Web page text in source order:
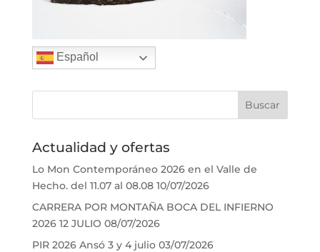
Español
Actualidad y ofertas
Lo Mon Contemporáneo 2026 en el Valle de
Hecho. del 11.07 al 08.08 10/07/2026
CARRERA POR MONTAÑA BOCA DEL INFIERNO
2026 12 JULIO 08/07/2026
PIR 2026 Ansó 3 y 4 julio 03/07/2026